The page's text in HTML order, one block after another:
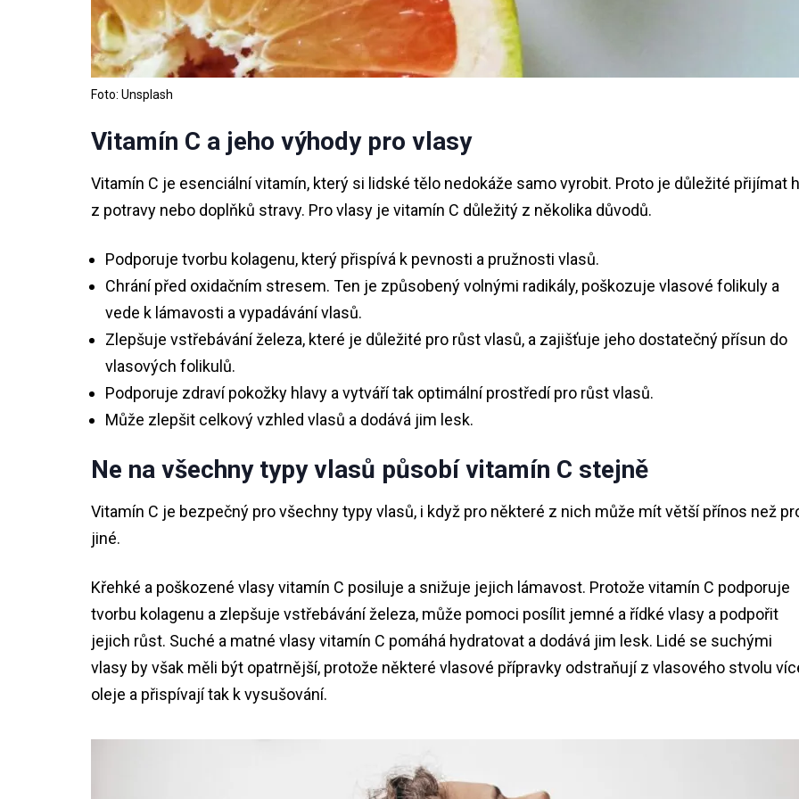
Foto: Unsplash
Vitamín C a jeho výhody pro vlasy
Vitamín C je esenciální vitamín, který si lidské tělo nedokáže samo vyrobit. Proto je důležité přijímat
z potravy nebo doplňků stravy. Pro vlasy je vitamín C důležitý z několika důvodů.
Podporuje tvorbu kolagenu, který přispívá k pevnosti a pružnosti vlasů.
Chrání před oxidačním stresem. Ten je způsobený volnými radikály, poškozuje vlasové folikuly a
vede k lámavosti a vypadávání vlasů.
Zlepšuje vstřebávání železa, které je důležité pro růst vlasů, a zajišťuje jeho dostatečný přísun do
vlasových folikulů.
Podporuje zdraví pokožky hlavy a vytváří tak optimální prostředí pro růst vlasů.
Může zlepšit celkový vzhled vlasů a dodává jim lesk.
Ne na všechny typy vlasů působí vitamín C stejně
Vitamín C je bezpečný pro všechny typy vlasů, i když pro některé z nich může mít větší přínos než
jiné.
Křehké a poškozené vlasy vitamín C posiluje a snižuje jejich lámavost. Protože vitamín C podporuje
tvorbu kolagenu a zlepšuje vstřebávání železa, může pomoci posílit jemné a řídké vlasy a podpořit
jejich růst. Suché a matné vlasy vitamín C pomáhá hydratovat a dodává jim lesk. Lidé se suchými
vlasy by však měli být opatrnější, protože některé vlasové přípravky odstraňují z vlasového stvolu
oleje a přispívají tak k vysušování.